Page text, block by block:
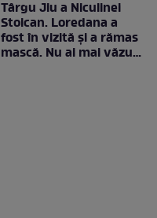
Târgu Jiu a Niculinei
Stoican. Loredana a
fost în vizită și a rămas
mască. Nu ai mai văzut